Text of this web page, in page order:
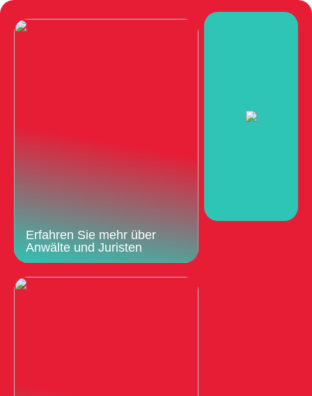
Erfahren Sie mehr über
Anwälte und Juristen